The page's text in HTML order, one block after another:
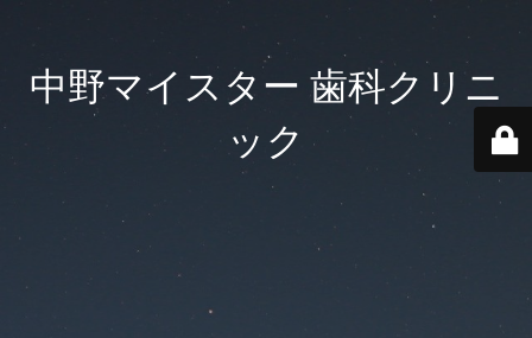
中野マイスター 歯科クリニ
ック